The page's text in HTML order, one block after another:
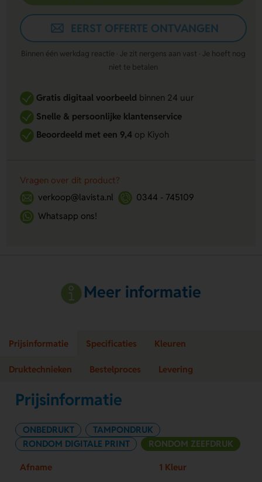
EERST OFFERTE ONTVANGEN
Binnen één werkdag reactie · Je zit nergens aan vast · Je hoeft nog
niet te betalen
Gratis digitaal voorbeeldbinnen 24 uur
Snelle & persoonlijke klantenservice
Beoordeeld met een 9,4op Kiyoh
Vragen over dit product?
verkoop@lavista.nl
0344 - 745109
Whatsapp ons!
Meer informatie
Prijsinformatie Specificaties Kleuren
Druktechnieken Bestelproces Levering
Prijsinformatie
ONBEDRUKT
TAMPONDRUK
RONDOM DIGITALE PRINT
RONDOM ZEEFDRUK
Afname 1 Kleur